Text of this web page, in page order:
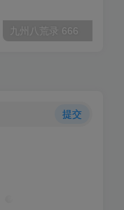
九州八荒录 666
提交